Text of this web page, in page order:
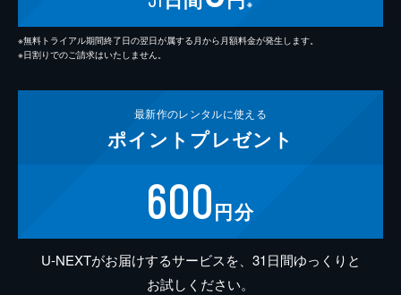
※
※無料トライアル期間終了日の翌日が属する月から月額料金が発生します。
※日割りでのご請求はいたしません。
最新作のレンタルに使える
ポイント プレゼント
600円分
U-NEXTがお届けするサービスを、31日間ゆっくりと
お試しください。